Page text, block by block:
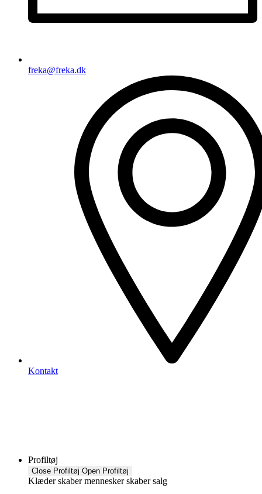
freka@freka.dk
Kontakt
Profiltøj
Close Profiltøj Open Profiltøj
Klæder skaber mennesker skaber salg